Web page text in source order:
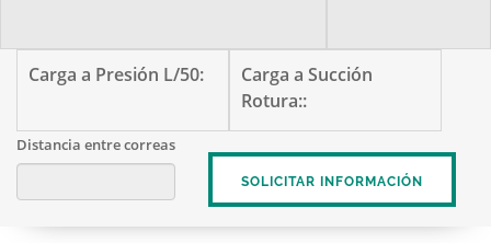
Carga a Presión L/50:
Carga a Succión
Rotura::
Distancia entre correas
SOLICITAR INFORMACIÓN